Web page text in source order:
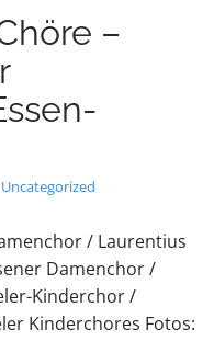
–
Uncategorized
/ Laurentius
Damenchor /
Kinderchor /
Kinderchores Fotos: